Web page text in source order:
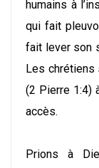
humains à
qui fait
fait lever son
Les chrétiens
(2 Pierre 1:4)
accès.
Prions à